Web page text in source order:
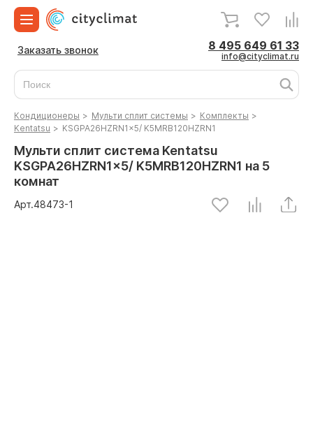
Заказать звонок 8 495 649 61 33
info@cityclimat.ru
Кондиционеры > Мульти сплит системы > Комплекты >
Kentatsu > KSGPA26HZRN1x5/ K5MRB120HZRN1
Мульти сплит система Kentatsu
KSGPA26HZRN1x5/ K5MRB120HZRN1 на 5
комнат
Арт.48473-1